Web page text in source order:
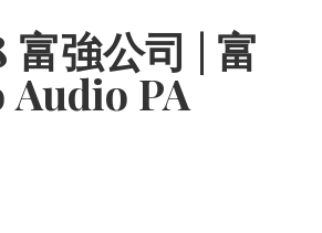
富強公司 | 富
Audio PA